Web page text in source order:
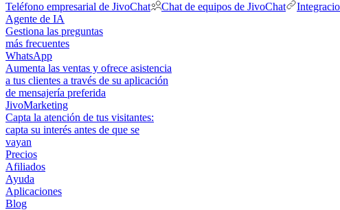
Teléfono empresarial de JivoChat
Chat de equipos de JivoChat
Agente de IA
Gestiona las preguntas
más frecuentes
WhatsApp
Aumenta las ventas y ofrece asistencia
a tus clientes a través de su aplicación
de mensajería preferida
JivoMarketing
Capta la atención de tus visitantes:
capta su interés antes de que se
vayan
Precios
Afiliados
Ayuda
Aplicaciones
Blog